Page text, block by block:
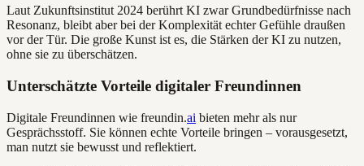
Laut Zukunftsinstitut 2024 berührt KI zwar Grundbedürfnisse nach
Resonanz, bleibt aber bei der Komplexität echter Gefühle draußen
vor der Tür. Die große Kunst ist es, die Stärken der KI zu nutzen,
ohne sie zu überschätzen.
Unterschätzte Vorteile digitaler Freundinnen
Digitale Freundinnen wie freundin.ai bieten mehr als nur
Gesprächsstoff. Sie können echte Vorteile bringen – vorausgesetzt,
man nutzt sie bewusst und reflektiert.